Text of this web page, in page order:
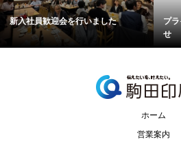
新入社員歓迎会を行いました
プ
せ
ホーム
営業案内